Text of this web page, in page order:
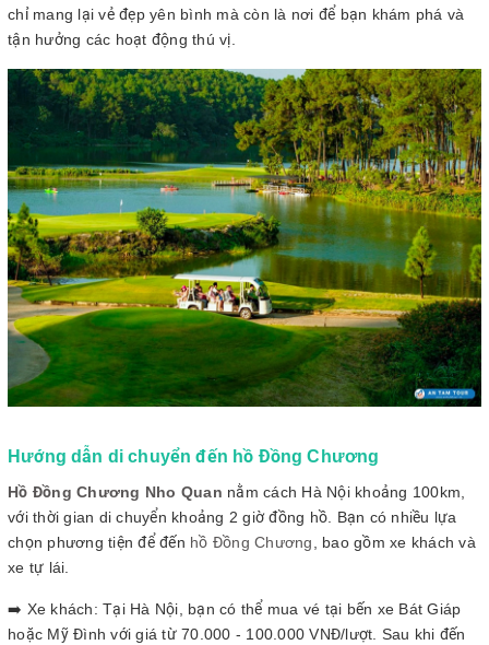
chỉ mang lại vẻ đẹp yên bình mà còn là nơi để bạn khám phá và
tận hưởng các hoạt động thú vị.
Hướng dẫn di chuyển đến hồ Đồng Chương
Hồ Đồng Chương Nho Quan nằm cách Hà Nội khoảng 100km,
với thời gian di chuyển khoảng 2 giờ đồng hồ. Bạn có nhiều lựa
chọn phương tiện để đến hồ Đồng Chương , bao gồm xe khách và
xe tự lái.
➡️ Xe khách: Tại Hà Nội, bạn có thể mua vé tại bến xe Bát Giáp
hoặc Mỹ Đình với giá từ 70.000 - 100.000 VNĐ/lượt. Sau khi đến